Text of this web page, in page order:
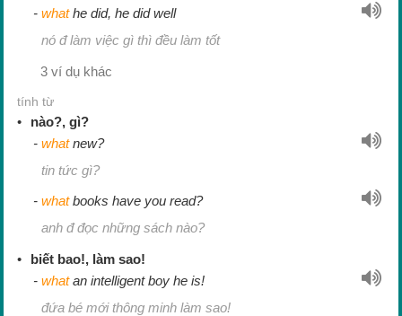
whathe did, he did well
nó đ làm việc gì thì đều làm tốt
3 ví dụ khác
tính từ
nào?, gì?
whatnew?
tin tức gì?
whatbooks have you read?
anh đ đọc những sách nào?
biết bao!, làm sao!
whatan intelligent boy he is!
đứa bé mới thông minh làm sao!